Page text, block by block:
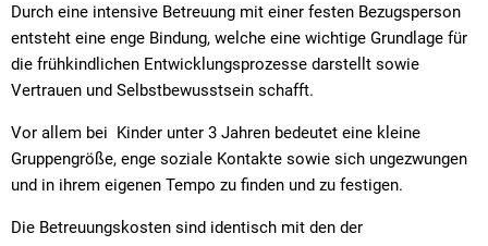
Durch eine intensive Betreuung mit einer festen Bezugsperson
entsteht eine enge Bindung, welche eine wichtige Grundlage für
die frühkindlichen Entwicklungsprozesse darstellt sowie
Vertrauen und Selbstbewusstsein schafft.
Vor allem bei Kinder unter 3 Jahren bedeutet eine kleine
Gruppengröße, enge soziale Kontakte sowie sich ungezwungen
und in ihrem eigenen Tempo zu finden und zu festigen.
Die Betreuungskosten sind identisch mit den der